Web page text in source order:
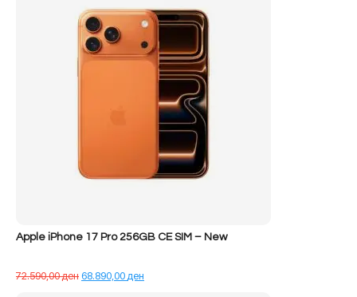
Apple iPhone 17 Pro 256GB CE SIM – New
72.590,00денÇmimi
68.890,00ден